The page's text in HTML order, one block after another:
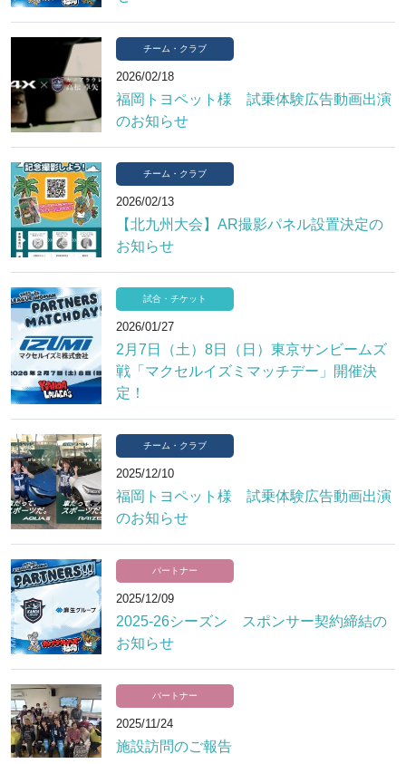
チーム・クラブ
2026/02/18
福岡トヨペット様 試乗体験広告動画出演
のお知らせ
チーム・クラブ
2026/02/13
【北九州大会】AR撮影パネル設置決定の
お知らせ
試合・チケット
2026/01/27
2月7日（土）8日（日）東京サンビームズ
戦「マクセルイズミマッチデー」開催決
定！
チーム・クラブ
2025/12/10
福岡トヨペット様 試乗体験広告動画出演
のお知らせ
パートナー
2025/12/09
2025-26シーズン スポンサー契約締結の
お知らせ
パートナー
2025/11/24
施設訪問のご報告